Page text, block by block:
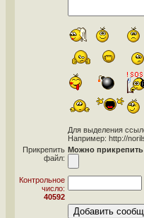
Для выделения
Например: http://
Прикрепить
файл:
Можно
Контрольное
число:
40592